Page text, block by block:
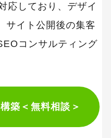
応しており、デザイ
サイト公開後の集客
コンサルティング
築＜無料相談＞